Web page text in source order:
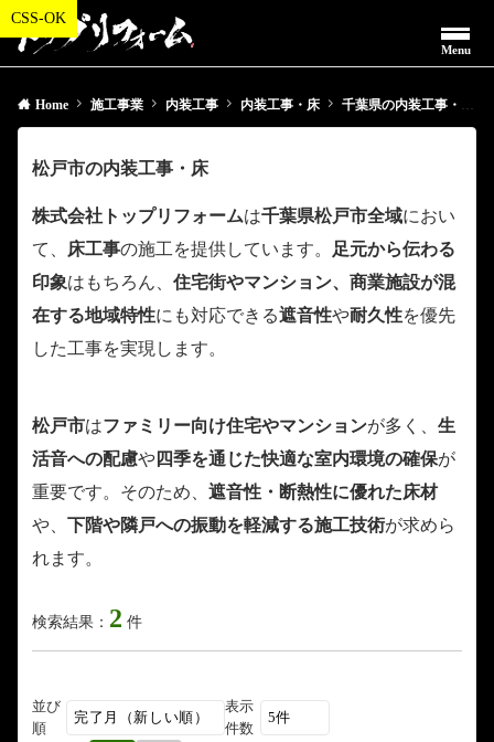
Menu
Home 施工事業 内装工事 内装工事・床 千葉県の内装工事・床
松戸市の内装工事・床
株式会社トップリフォームは千葉県松戸市全域におい
て、
床工事の施工を提供しています。
足元から伝わる
印象はもちろん、 住宅街やマンション、商業施設が混
在する地域特性にも対応できる遮音性や耐久性を優先
した工事を実現します。
松戸市はファミリー向け住宅やマンションが多く、 生
活音への配慮や四季を通じた快適な室内環境の確保が
重要です。そのため、 遮音性・断熱性に優れた床材
や、 下階や隣戸への振動を軽減する施工技術が求めら
れます。
検索結果： 2 件
並び
順
表示
件数